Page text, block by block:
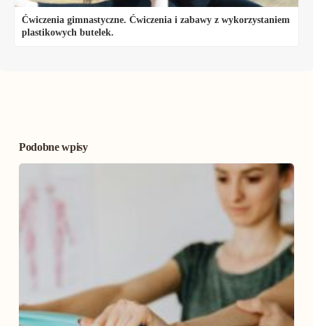
Ćwiczenia gimnastyczne. Ćwiczenia i zabawy z wykorzystaniem
plastikowych butelek.
Podobne wpisy